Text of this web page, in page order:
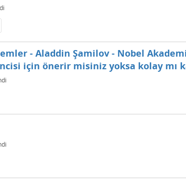
- Aladdin Şamilov - Nobel
için önerir misiniz yoksa kolay mı